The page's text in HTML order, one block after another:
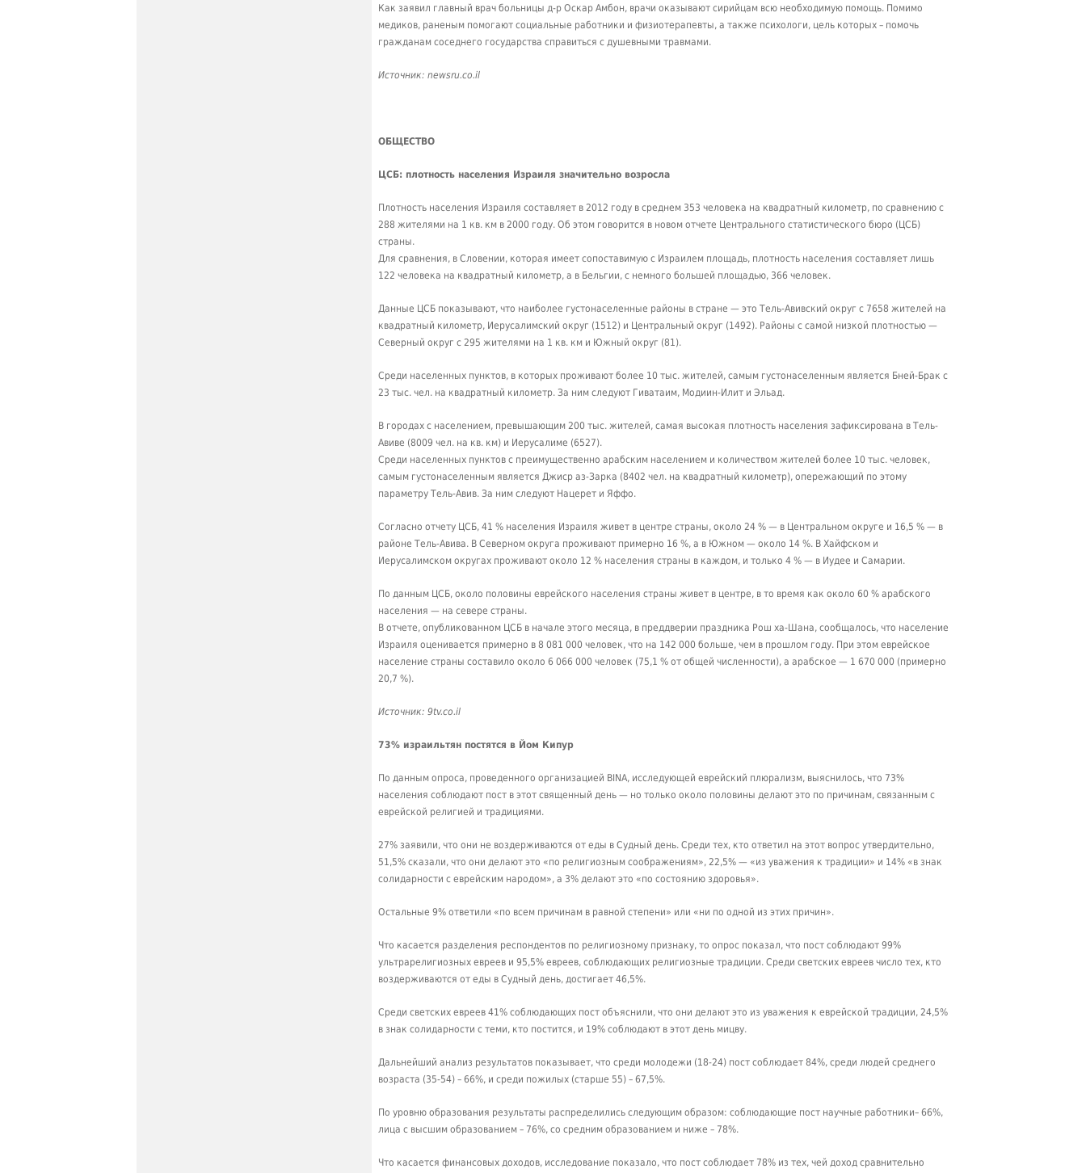
Как заявил главный врач больницы д-р Оскар Амбон, врачи оказывают сирийцам всю необходимую помощь. Помимо
медиков, раненым помогают социальные работники и физиотерапевты, а также психологи, цель которых – помочь
гражданам соседнего государства справиться с душевными травмами.
Источник: newsru.co.il
ОБЩЕСТВО
ЦСБ: плотность населения Израиля значительно возросла
Плотность населения Израиля составляет в 2012 году в среднем 353 человека на квадратный километр, по сравнению с
288 жителями на 1 кв. км в 2000 году. Об этом говорится в новом отчете Центрального статистического бюро (ЦСБ)
страны.
Для сравнения, в Словении, которая имеет сопоставимую с Израилем площадь, плотность населения составляет лишь
122 человека на квадратный километр, а в Бельгии, с немного большей площадью, 366 человек.
Данные ЦСБ показывают, что наиболее густонаселенные районы в стране — это Тель-Авивский округ с 7658 жителей на
квадратный километр, Иерусалимский округ (1512) и Центральный округ (1492). Районы с самой низкой плотностью —
Северный округ с 295 жителями на 1 кв. км и Южный округ (81).
Среди населенных пунктов, в которых проживают более 10 тыс. жителей, самым густонаселенным является Бней-Брак с
23 тыс. чел. на квадратный километр. За ним следуют Гиватаим, Модиин-Илит и Эльад.
В городах с населением, превышающим 200 тыс. жителей, самая высокая плотность населения зафиксирована в Тель-
Авиве (8009 чел. на кв. км) и Иерусалиме (6527).
Среди населенных пунктов с преимущественно арабским населением и количеством жителей более 10 тыс. человек,
самым густонаселенным является Джиср аз-Зарка (8402 чел. на квадратный километр), опережающий по этому
параметру Тель-Авив. За ним следуют Нацерет и Яффо.
Согласно отчету ЦСБ, 41 % населения Израиля живет в центре страны, около 24 % — в Центральном округе и 16,5 % — в
районе Тель-Авива. В Северном округа проживают примерно 16 %, а в Южном — около 14 %. В Хайфском и
Иерусалимском округах проживают около 12 % населения страны в каждом, и только 4 % — в Иудее и Самарии.
По данным ЦСБ, около половины еврейского населения страны живет в центре, в то время как около 60 % арабского
населения — на севере страны.
В отчете, опубликованном ЦСБ в начале этого месяца, в преддверии праздника Рош ха-Шана, сообщалось, что население
Израиля оценивается примерно в 8 081 000 человек, что на 142 000 больше, чем в прошлом году. При этом еврейское
население страны составило около 6 066 000 человек (75,1 % от общей численности), а арабское — 1 670 000 (примерно
20,7 %).
Источник: 9tv.co.il
73% израильтян постятся в Йом Кипур
По данным опроса, проведенного организацией BINA, исследующей еврейский плюрализм, выяснилось, что 73%
населения соблюдают пост в этот священный день — но только около половины делают это по причинам, связанным с
еврейской религией и традициями.
27% заявили, что они не воздерживаются от еды в Судный день. Среди тех, кто ответил на этот вопрос утвердительно,
51,5% сказали, что они делают это «по религиозным соображениям», 22,5% — «из уважения к традиции» и 14% «в знак
солидарности с еврейским народом», а 3% делают это «по состоянию здоровья».
Остальные 9% ответили «по всем причинам в равной степени» или «ни по одной из этих причин».
Что касается разделения респондентов по религиозному признаку, то опрос показал, что пост соблюдают 99%
ультрарелигиозных евреев и 95,5% евреев, соблюдающих религиозные традиции. Среди светских евреев число тех, кто
воздерживаются от еды в Судный день, достигает 46,5%.
Среди светских евреев 41% соблюдающих пост объяснили, что они делают это из уважения к еврейской традиции, 24,5%
в знак солидарности с теми, кто постится, и 19% соблюдают в этот день мицву.
Дальнейший анализ результатов показывает, что среди молодежи (18-24) пост соблюдает 84%, среди людей среднего
возраста (35-54) – 66%, и среди пожилых (старше 55) – 67,5%.
По уровню образования результаты распределились следующим образом: соблюдающие пост научные работники– 66%,
лица с высшим образованием – 76%, со средним образованием и ниже – 78%.
Что касается финансовых доходов, исследование показало, что пост соблюдает 78% из тех, чей доход сравнительно